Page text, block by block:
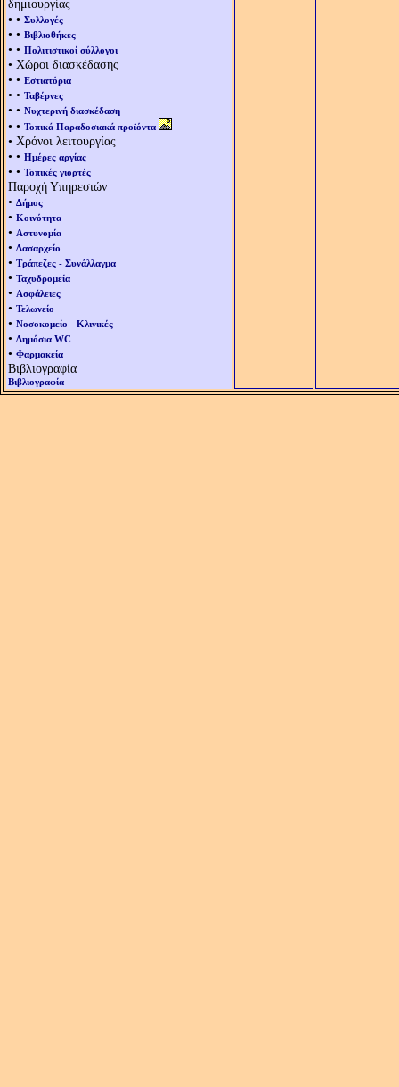
δημιουργίας
• • Συλλογές
• • Βιβλιοθήκες
• • Πολιτιστικοί σύλλογοι
• Χώροι διασκέδασης
• • Εστιατόρια
• • Ταβέρνες
• • Νυχτερινή διασκέδαση
• • Τοπικά Παραδοσιακά προϊόντα
• Χρόνοι λειτουργίας
• • Ημέρες αργίας
• • Τοπικές γιορτές
Παροχή Υπηρεσιών
• Δήμος
• Κοινότητα
• Αστυνομία
• Δασαρχείο
• Τράπεζες - Συνάλλαγμα
• Ταχυδρομεία
• Ασφάλειες
• Τελωνείο
• Νοσοκομείο - Κλινικές
• Δημόσια WC
• Φαρμακεία
Βιβλιογραφία
Βιβλιογραφία